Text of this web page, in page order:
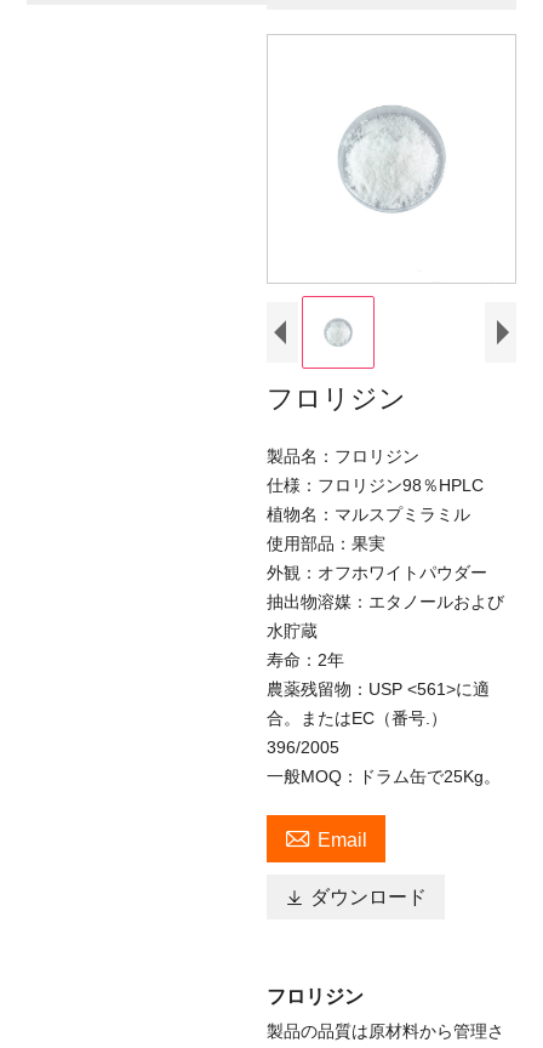
フロリジン
製品名：フロリジン
仕様：フロリジン98％HPLC
植物名：マルスプミラミル
使用部品：果実
外観：オフホワイトパウダー
抽出物溶媒：エタノールおよび
水貯蔵
寿命：2年
農薬残留物：USP <561>に適
合。またはEC（番号.）
396/2005
一般MOQ：ドラム缶で25Kg。
 Email
 ダウンロード
フロリジン
製品の品質は原材料から管理さ